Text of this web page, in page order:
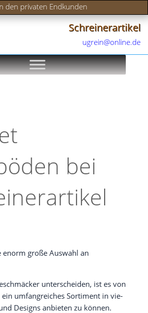
den privaten Endkunden
Schreinerartikel
ugrein@online.de
bei
enorm gro­ße Aus­wahl an
unter­schei­den, ist es von
umfang­rei­ches Sor­ti­ment in vie­
Designs anbie­ten zu kön­nen.